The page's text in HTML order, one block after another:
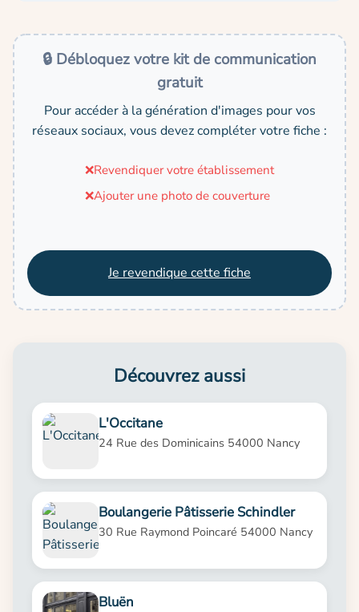
🔒 Débloquez votre kit de communication
gratuit
Pour accéder à la génération d'images pour vos
réseaux sociaux, vous devez compléter votre fiche :
❌Revendiquer votre établissement
❌Ajouter une photo de couverture
Je revendique cette fiche
Découvrez aussi
L'Occitane
24 Rue des Dominicains 54000 Nancy
Boulangerie Pâtisserie Schindler
30 Rue Raymond Poincaré 54000 Nancy
Bluën